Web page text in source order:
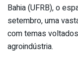
Bahia (UFRB), o
setembro, uma
com temas
agroindústria.